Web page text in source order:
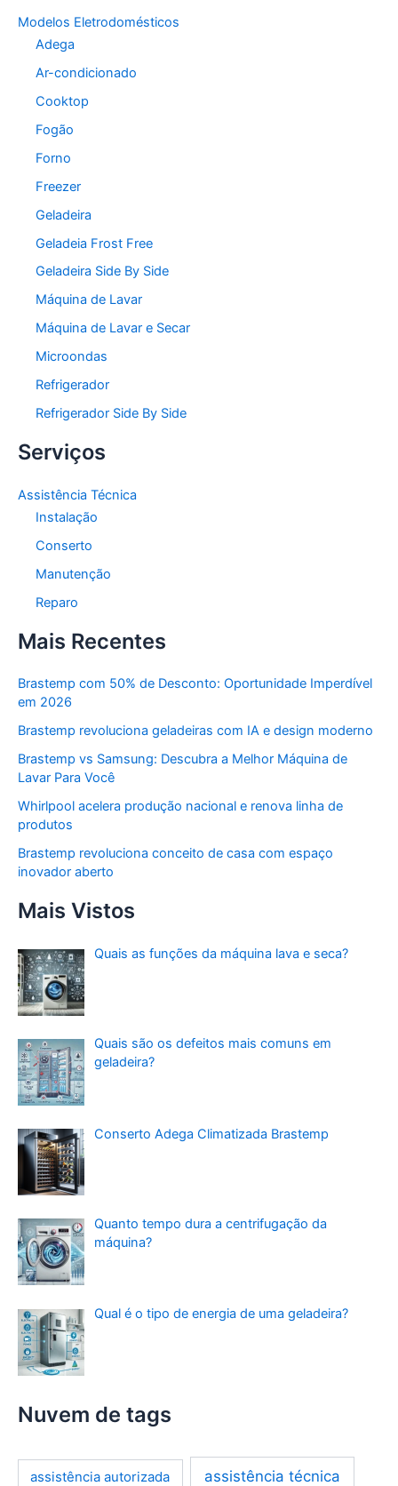
Modelos Eletrodomésticos
Adega
Ar-condicionado
Cooktop
Fogão
Forno
Freezer
Geladeira
Geladeia Frost Free
Geladeira Side By Side
Máquina de Lavar
Máquina de Lavar e Secar
Microondas
Refrigerador
Refrigerador Side By Side
Serviços
Assistência Técnica
Instalação
Conserto
Manutenção
Reparo
Mais Recentes
Brastemp com 50% de Desconto: Oportunidade Imperdível
em 2026
Brastemp revoluciona geladeiras com IA e design moderno
Brastemp vs Samsung: Descubra a Melhor Máquina de
Lavar Para Você
Whirlpool acelera produção nacional e renova linha de
produtos
Brastemp revoluciona conceito de casa com espaço
inovador aberto
Mais Vistos
Quais as funções da máquina lava e seca?
Quais são os defeitos mais comuns em
geladeira?
Conserto Adega Climatizada Brastemp
Quanto tempo dura a centrifugação da
máquina?
Qual é o tipo de energia de uma geladeira?
Nuvem de tags
assistência autorizada assistência técnica